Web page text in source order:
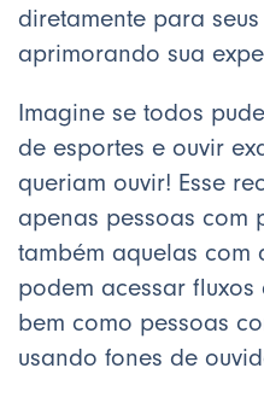
diretamente para
aprimorando sua
Imagine se todos
de esportes e ouvir
queriam ouvir! Esse
apenas pessoas com
também aquelas com
podem acessar
bem como pessoas
usando fones de